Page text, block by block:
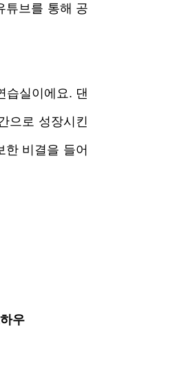
튜브를 통해 공
습실이에요. 댄
으로 성장시킨
한 비결을 들어
우